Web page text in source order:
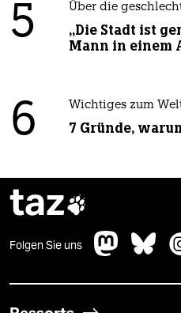
5 Über die
„Die Stadt ist
Mann in einem
6 Wichtiges zum
7 Gründe,
taz
Folgen Sie uns